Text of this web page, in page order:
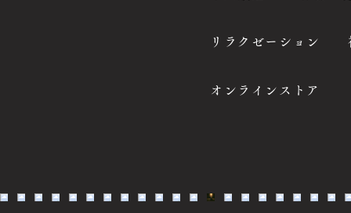
リラクゼーション
オンラインストア